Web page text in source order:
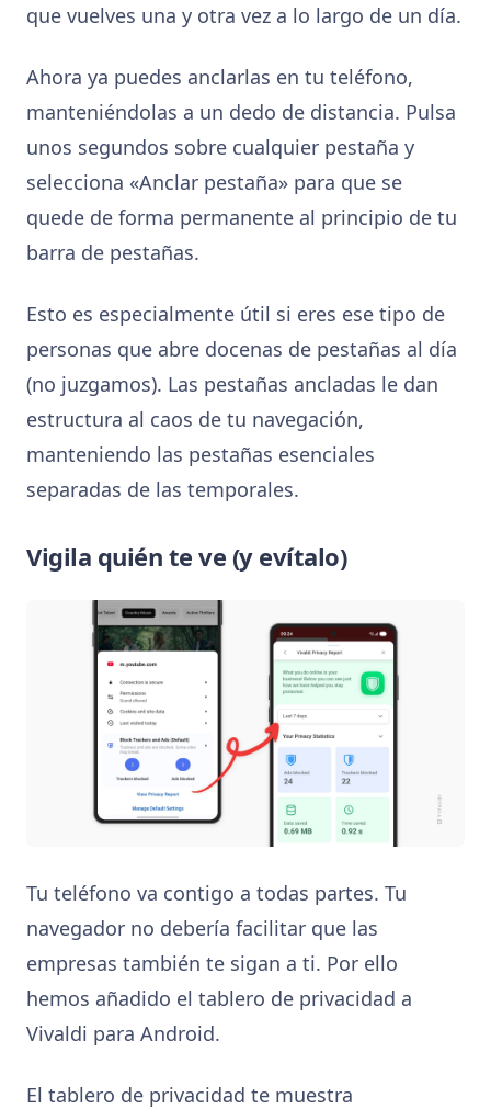
que vuelves una y otra vez a lo largo de un día.
Ahora ya puedes anclarlas en tu teléfono,
manteniéndolas a un dedo de distancia. Pulsa
unos segundos sobre cualquier pestaña y
selecciona «Anclar pestaña» para que se
quede de forma permanente al principio de tu
barra de pestañas.
Esto es especialmente útil si eres ese tipo de
personas que abre docenas de pestañas al día
(no juzgamos). Las pestañas ancladas le dan
estructura al caos de tu navegación,
manteniendo las pestañas esenciales
separadas de las temporales.
Vigila quién te ve (y evítalo)
Tu teléfono va contigo a todas partes. Tu
navegador no debería facilitar que las
empresas también te sigan a ti. Por ello
hemos añadido el tablero de privacidad a
Vivaldi para Android.
El tablero de privacidad te muestra